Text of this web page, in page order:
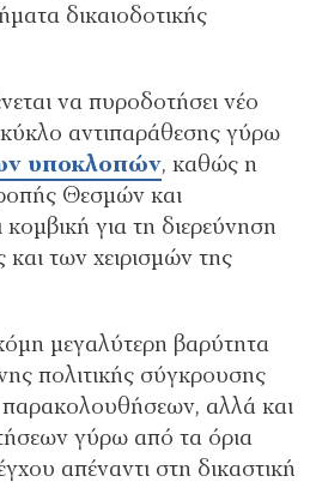
δικαιοδοτικής
να πυροδοτήσει νέο
κύκλο αντιπαράθεσης γύρω
υποκλοπών, καθώς η
Θεσμών και
κομβική για τη διερεύνηση
των χειρισμών της
μεγαλύτερη βαρύτητα
πολιτικής σύγκρουσης
αλλά και
γύρω από τα όρια
απέναντι στη δικαστική